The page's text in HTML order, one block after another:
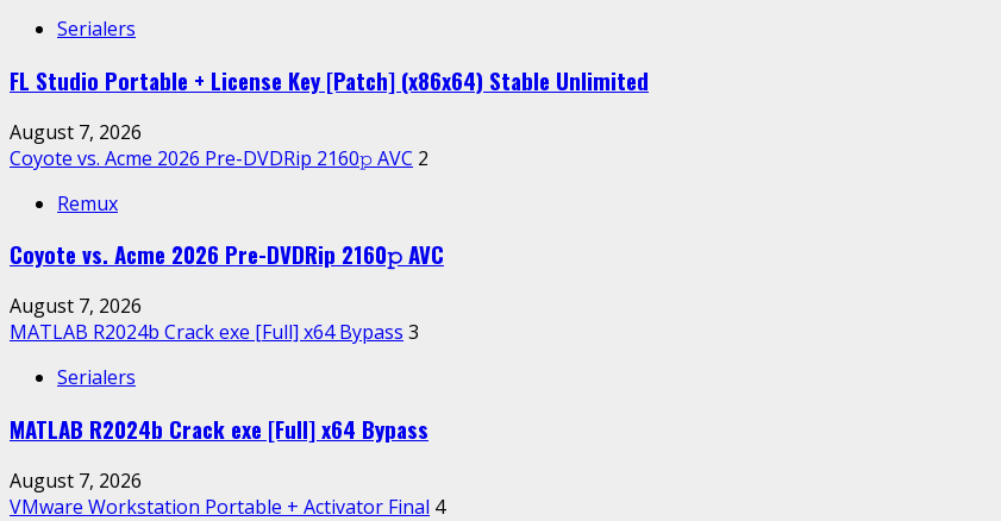
Serialers
FL Studio Portable + License Key [Patch] (x86x64) Stable Unlimited
August 7, 2026
Coyote vs. Acme 2026 Pre-DVDRip 2160𝚙 AVC 2
Remux
Coyote vs. Acme 2026 Pre-DVDRip 2160𝚙 AVC
August 7, 2026
MATLAB R2024b Crack exe [Full] x64 Bypass 3
Serialers
MATLAB R2024b Crack exe [Full] x64 Bypass
August 7, 2026
VMware Workstation Portable + Activator Final 4